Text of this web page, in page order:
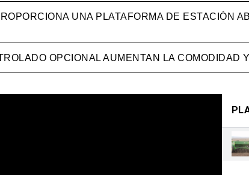
UNA PLATAFORMA DE ESTACIÓN
OPCIONAL AUMENTAN LA COMODIDAD